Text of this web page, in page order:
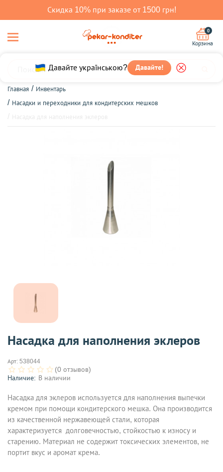
Скидка 10% при заказе от 1500 грн!
Давайте українською? Давайте!
0
Корзина
Главная
Инвентарь
Насадки и переходники для кондитерских мешков
Насадка для наполнения эклеров
Арт: 538044
(0 отзывов)
Наличие: В наличии
Насадка для эклеров используется для наполнения выпечки
кремом при помощи кондитерского мешка. Она производится
из качественной нержавеющей стали, которая
характеризуется долговечностью, стойкостью к износу и
старению. Материал не содержит токсических элементов, не
портит вкус и аромат крема.